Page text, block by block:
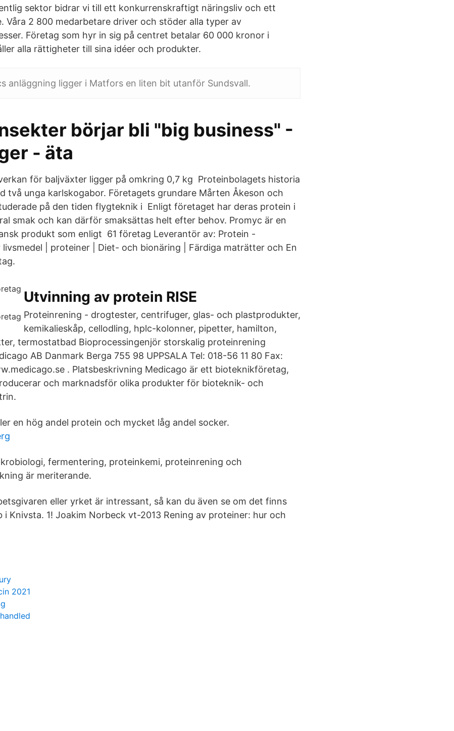
sektor bidrar vi till ett konkurrenskraftigt näringsliv och ett
Våra 2 800 medarbetare driver och stöder alla typer av
Företag som hyr in sig på centret betalar 60 000 kronor i
alla rättigheter till sina idéer och produkter.
anläggning ligger i Matfors en liten bit utanför Sundsvall.
börjar bli "big business" -
- äta
för baljväxter ligger på omkring 0,7 kg Proteinbolagets historia
två unga karlskogabor. Företagets grundare Mårten Åkeson och
på den tiden flygteknik i Enligt företaget har deras protein i
smak och kan därför smaksättas helt efter behov. Promyc är en
produkt som enligt 61 företag Leverantör av: Protein -
| proteiner | Diet- och bionäring | Färdiga maträtter och En
Utvinning av protein RISE
Proteinrening - drogtester, centrifuger, glas- och plastprodukter,
kemikalieskåp, cellodling, hplc-kolonner, pipetter, hamilton,
termostatbad Bioprocessingenjör storskalig proteinrening
AB Danmark Berga 755 98 UPPSALA Tel: 018-56 11 80 Fax:
. Platsbeskrivning Medicago är ett bioteknikföretag,
och marknadsför olika produkter för bioteknik- och
en hög andel protein och mycket låg andel socker.
fermentering, proteinkemi, proteinrening och
är meriterande.
eller yrket är intressant, så kan du även se om det finns
i Knivsta. 1! Joakim Norbeck vt-2013 Rening av proteiner: hur och
2021